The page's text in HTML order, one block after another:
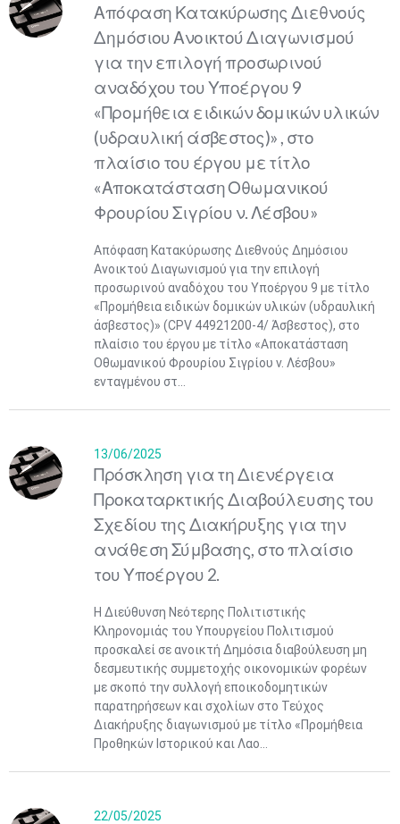
Απόφαση Κατακύρωσης Διεθνούς
Δημόσιου Ανοικτού Διαγωνισμού
για την επιλογή προσωρινού
αναδόχου του Υποέργου 9
«Προμήθεια ειδικών δομικών υλικών
(υδραυλική άσβεστος)» , στο
πλαίσιο του έργου με τίτλο
«Αποκατάσταση Οθωμανικού
Φρουρίου Σιγρίου ν. Λέσβου»
Απόφαση Κατακύρωσης Διεθνούς Δημόσιου
Ανοικτού Διαγωνισμού για την επιλογή
προσωρινού αναδόχου του Υποέργου 9 με τίτλο
«Προμήθεια ειδικών δομικών υλικών (υδραυλική
άσβεστος)» (CPV 44921200-4/ Άσβεστος), στο
πλαίσιο του έργου με τίτλο «Αποκατάσταση
Οθωμανικού Φρουρίου Σιγρίου ν. Λέσβου»
ενταγμένου στ...
13/06/2025
​Πρόσκληση για τη Διενέργεια
Προκαταρκτικής Διαβούλευσης του
Σχεδίου της Διακήρυξης για την
ανάθεση Σύμβασης, στο πλαίσιο
του Υποέργου 2.
Η Διεύθυνση Νεότερης Πολιτιστικής
Κληρονομιάς του Υπουργείου Πολιτισμού
προσκαλεί σε ανοικτή Δημόσια διαβούλευση μη
δεσμευτικής συμμετοχής οικονομικών φορέων
με σκοπό την συλλογή εποικοδομητικών
παρατηρήσεων και σχολίων στο Τεύχος
Διακήρυξης διαγωνισμού με τίτλο «Προμήθεια
Προθηκών Ιστορικού και Λαο...
22/05/2025